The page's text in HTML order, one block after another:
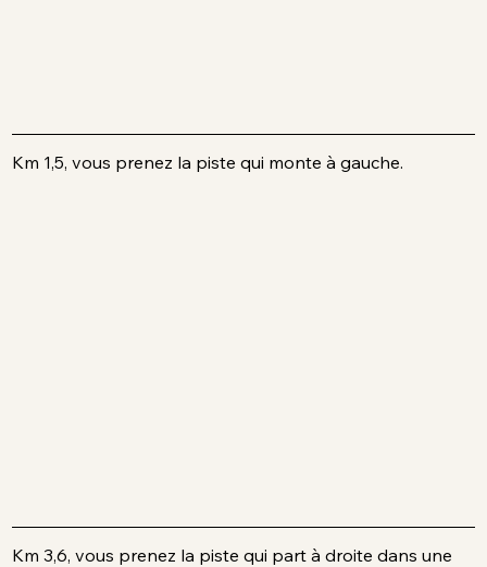
Km 1,5, vous prenez la piste qui monte à gauche.
Km 3,6, vous prenez la piste qui part à droite dans une